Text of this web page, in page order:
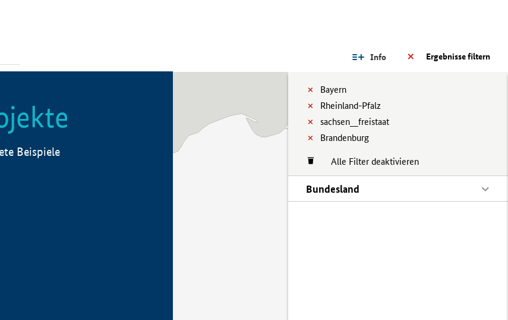
Ergebnisse filtern
Info
Bayern
Rheinland-Pfalz
sachsen__freistaat
Brandenburg
Alle Filter deaktivieren
Bundesland
Beispiele